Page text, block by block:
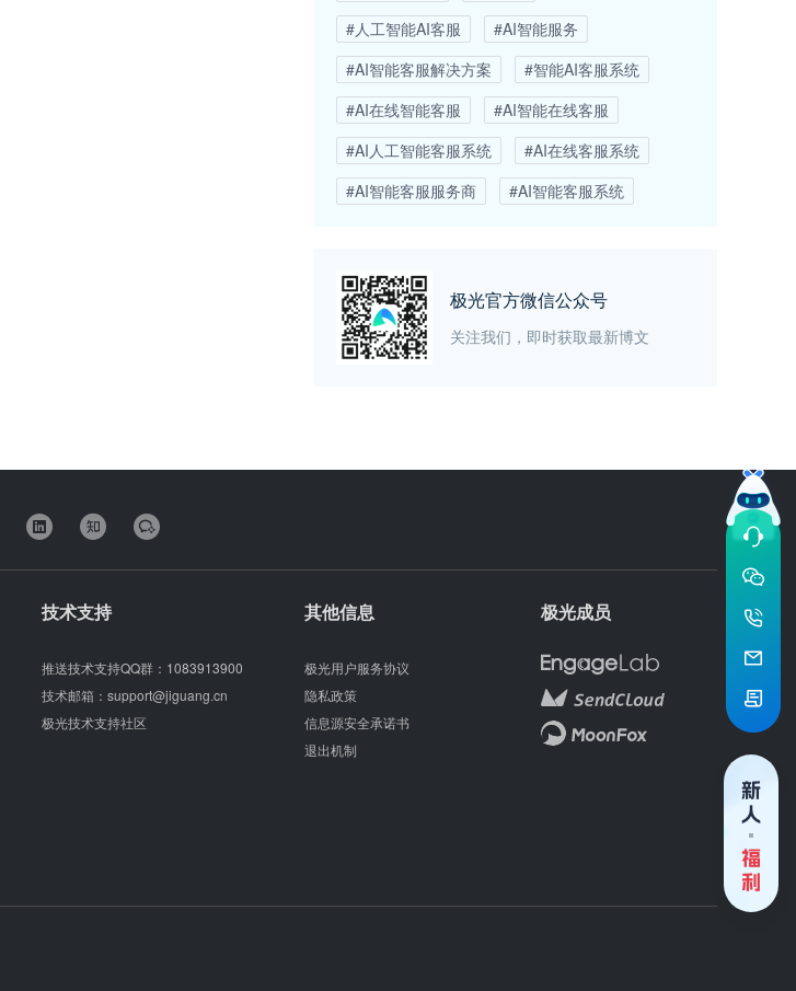
#人工智能AI客服
#AI智能服务
#AI智能客服解决方案
#智能AI客服系统
#AI在线智能客服
#AI智能在线客服
#AI人工智能客服系统
#AI在线客服系统
#AI智能客服服务商
#AI智能客服系统
极光官方微信公众号
关注我们，即时获取最新博文
技术支持
推送技术支持QQ群： 1083913900
技术邮箱： support@jiguang.cn
极光技术支持社区
其他信息
极光用户服务协议
隐私政策
信息源安全承诺书
退出机制
极光成员